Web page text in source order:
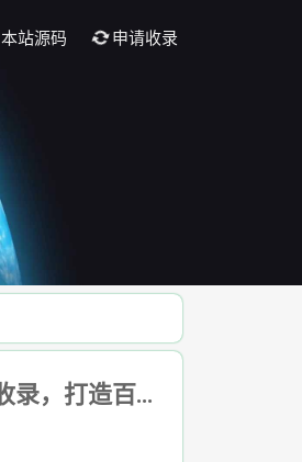
本站源码 申请收录
网站收录网- 全新架构自动秒收录网址导航，实现自主提交，自动化收录，打造百万网址库